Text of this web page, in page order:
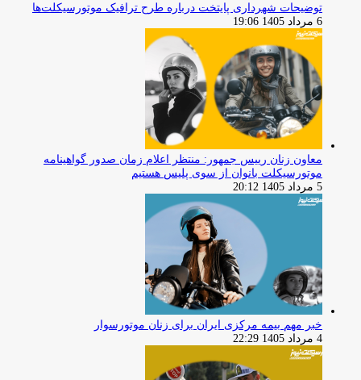
توضیحات شهرداری پایتخت درباره طرح ترافیک موتورسیکلت‌ها
6 مرداد 1405 19:06
معاون زنان رییس جمهور: منتظر اعلام زمان صدور گواهینامه
موتورسیکلت بانوان از سوی پلیس هستیم
5 مرداد 1405 20:12
خبر مهم بیمه مرکزی ایران برای زنان موتورسوار
4 مرداد 1405 22:29